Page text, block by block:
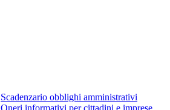
Scadenzario obblighi amministrativi